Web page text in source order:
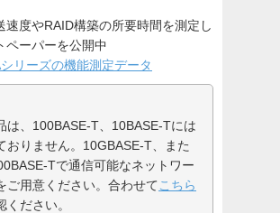
速度やRAID構築の所要時間を測定し
ペーパーを公開中
リーズの機能測定データ
は、100BASE-T、10BASE-Tには
おりません。10GBASE-T、また
Tで通信可能なネットワー
ご用意ください。合わせて こちら
ください。